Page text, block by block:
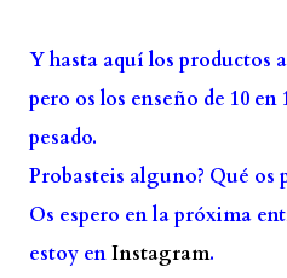
Y hasta aquí los productos
pero os los enseño de 10
pesado.
Probasteis alguno? Qué os
Os espero en la próxima
estoy enInstagram.